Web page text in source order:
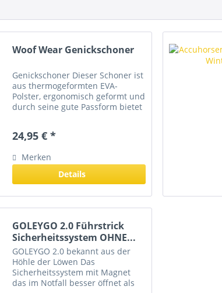
Woof Wear Genickschoner
Genickschoner Dieser Schoner ist
aus thermogeformten EVA-
Polster, ergonomisch geformt und
durch seine gute Passform bietet
empfindlichen Genickbereich.
das...
24,95 € *
Merken
Details
GOLEYGO 2.0 Führstrick
Sicherheitssystem OHNE...
GOLEYGO 2.0 bekannt aus der
Höhle der Löwen Das
Sicherheitssystem mit Magnet
das im Notfall besser öffnet als